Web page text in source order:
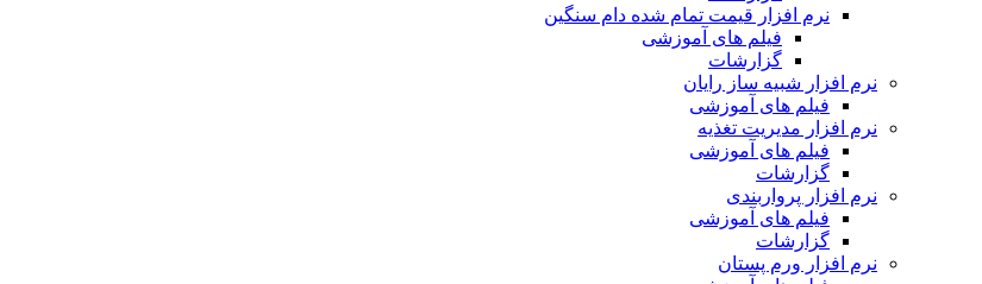
نرم افزار قیمت تمام شده دام سنگین
فیلم های آموزشی
گزارشات
نرم افزار شبیه ساز رایان
فیلم های آموزشی
نرم افزار مدیریت تغذیه
فیلم های آموزشی
گزارشات
نرم افزار پرواربندی
فیلم های آموزشی
گزارشات
نرم افزار ورم پستان